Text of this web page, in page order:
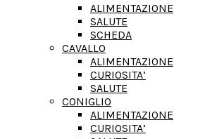
ALIMENTAZIONE
SALUTE
SCHEDA
CAVALLO
ALIMENTAZIONE
CURIOSITA’
SALUTE
CONIGLIO
ALIMENTAZIONE
CURIOSITA’